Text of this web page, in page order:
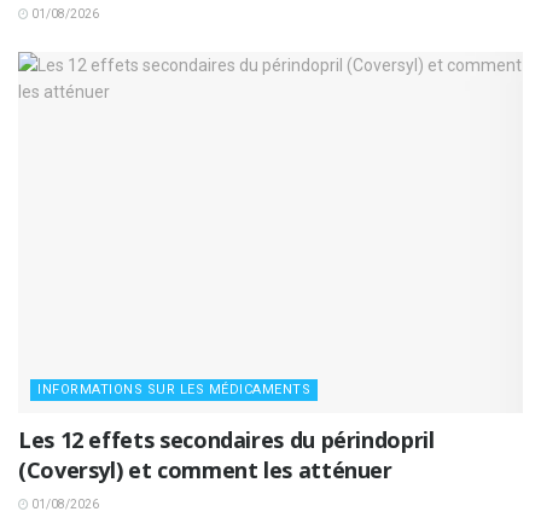
01/08/2026
INFORMATIONS SUR LES MÉDICAMENTS
Les 12 effets secondaires du périndopril
(Coversyl) et comment les atténuer
01/08/2026